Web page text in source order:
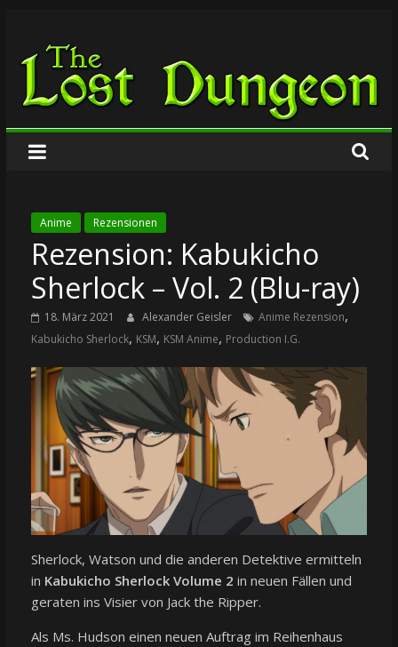
springen
The
Lost
Dungeon
Anime Rezensionen
Rezension: Kabukicho
Sherlock – Vol. 2 (Blu-ray)
18. März 2021 Alexander Geisler Anime Rezension,
Kabukicho Sherlock, KSM, KSM Anime, Production I.G.
Sherlock, Watson und die anderen Detektive ermitteln
in Kabukicho Sherlock Volume 2 in neuen Fällen und
geraten ins Visier von Jack the Ripper.
Als Ms. Hudson einen neuen Auftrag im Reihenhaus